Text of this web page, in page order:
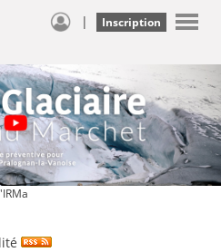
| Inscription